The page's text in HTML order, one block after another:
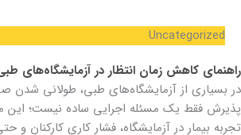
Uncategorized
راهنمای کاهش زمان انتظار در آزمایشگاه‌های
در بسیاری از آزمایشگاه‌های طبی، طولانی
پذیرش فقط یک مسئله اجرایی ساده نیست؛ این
تجربه بیمار در آزمایشگاه، فشار کاری کارکنان و